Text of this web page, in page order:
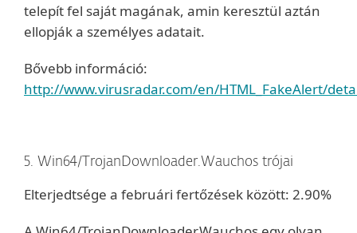
telepít fel saját magának, amin keresztül aztán
ellopják a személyes adatait.
Bővebb információ:
http://www.virusradar.com/en/HTML_FakeAlert/
5. Win64/TrojanDownloader.Wauchos trójai
Elterjedtsége a februári fertőzések között: 2.90%